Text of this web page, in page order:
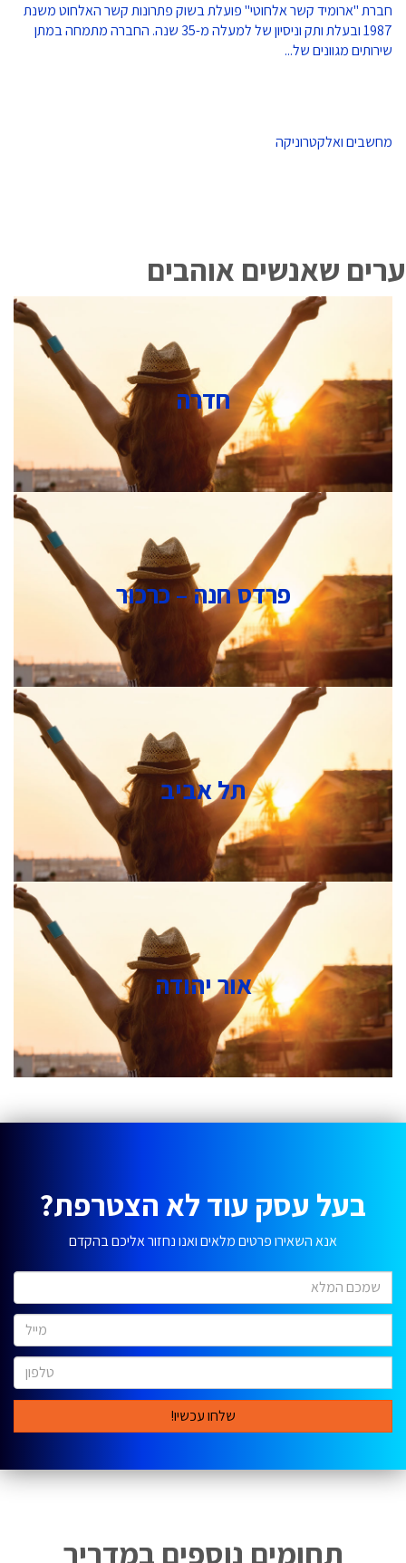
חברת "ארומיד קשר אלחוטי" פועלת בשוק פתרונות קשר האלחוט משנת
1987 ובעלת ותק וניסיון של למעלה מ-35 שנה. החברה מתמחה במתן
שירותים מגוונים של...
מחשבים ואלקטרוניקה
ערים שאנשים אוהבים
חדרה
פרדס חנה – כרכור
תל אביב
אור יהודה
בעל עסק עוד לא הצטרפת?
אנא השאירו פרטים מלאים ואנו נחזור אליכם בהקדם
שמכם
המלא
דואר
מספר
תחומים נוספים במדריך